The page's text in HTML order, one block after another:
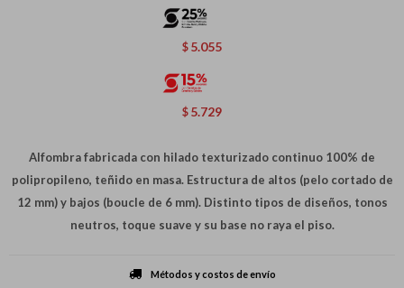
$ 5.055
$ 5.729
Alfombra fabricada con hilado texturizado continuo 100% de
polipropileno, teñido en masa. Estructura de altos (pelo cortado de
12 mm) y bajos (boucle de 6 mm). Distinto tipos de diseños, tonos
neutros, toque suave y su base no raya el piso.
Métodos y costos de envío